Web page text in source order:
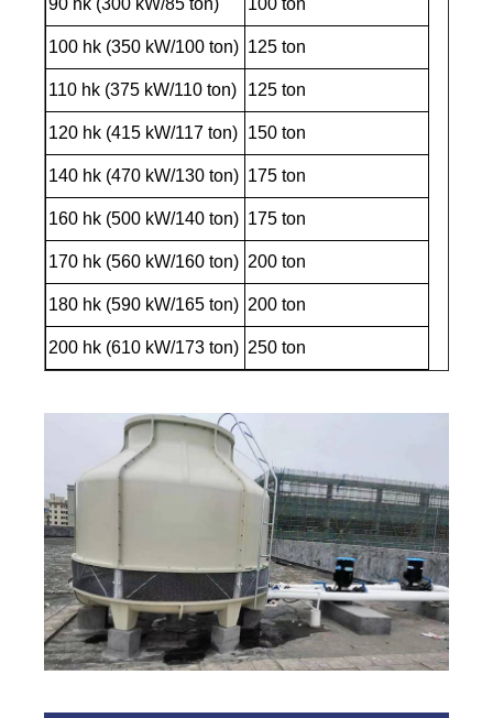
100 hk (350 kW/100 ton) 125 ton
110 hk (375 kW/110 ton) 125 ton
120 hk (415 kW/117 ton) 150 ton
140 hk (470 kW/130 ton) 175 ton
160 hk (500 kW/140 ton) 175 ton
170 hk (560 kW/160 ton) 200 ton
180 hk (590 kW/165 ton) 200 ton
200 hk (610 kW/173 ton) 250 ton